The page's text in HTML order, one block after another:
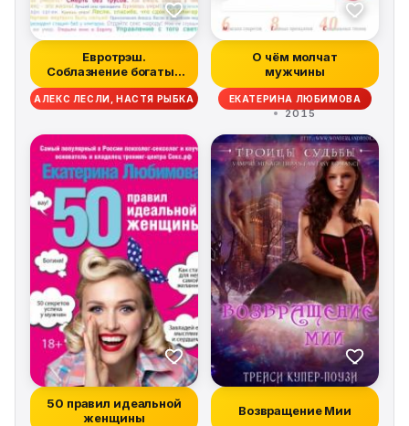
Евротрэш.
Соблазнение богатых
для бедных
АЛЕКС ЛЕСЛИ, НАСТЯ РЫБКА
О чём молчат
мужчины
ЕКАТЕРИНА ЛЮБИМОВА
2015
50 правил идеальной
женщины
Возвращение Мии